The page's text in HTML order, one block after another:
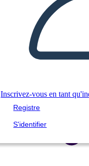
Inscrivez-vous en tant
Registre
S'identifier